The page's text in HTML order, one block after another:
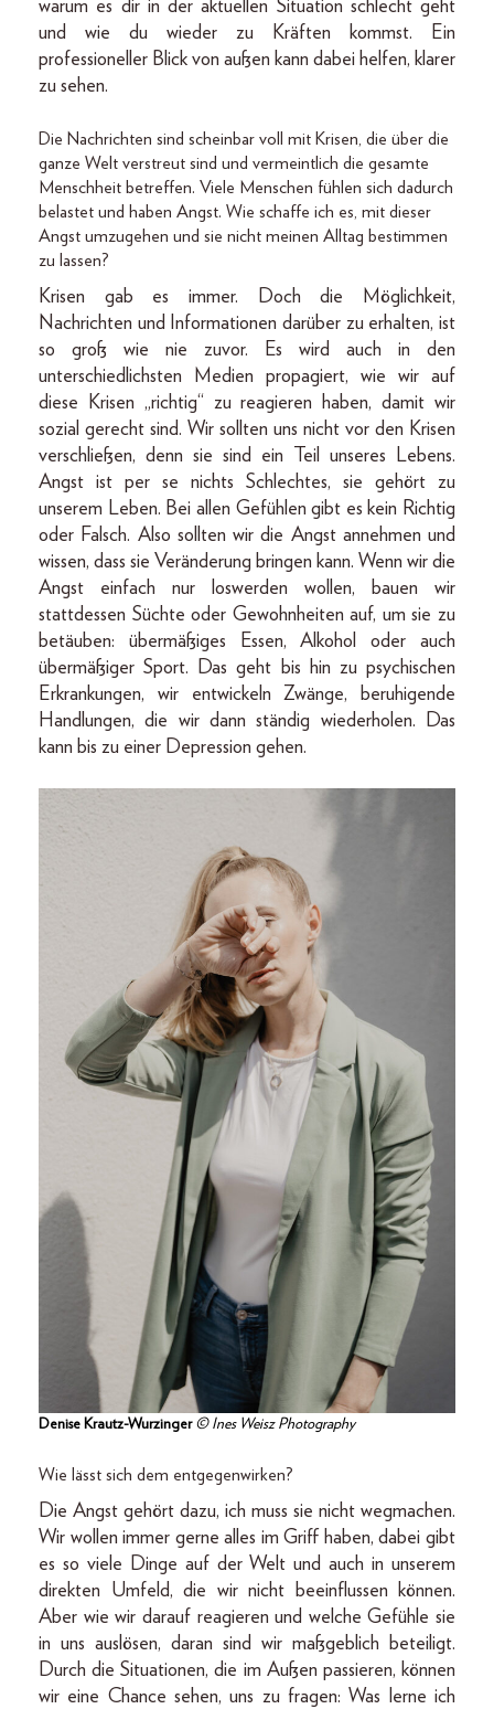
warum es dir in der aktuellen Situation schlecht geht
und wie du wieder zu Kräften kommst. Ein
professioneller Blick von außen kann dabei helfen, klarer
zu sehen.
Die Nachrichten sind scheinbar voll mit Krisen, die über die
ganze Welt verstreut sind und vermeintlich die gesamte
Menschheit betreffen. Viele Menschen fühlen sich dadurch
belastet und haben Angst. Wie schaffe ich es, mit dieser
Angst umzugehen und sie nicht meinen Alltag bestimmen
zu lassen?
Krisen gab es immer. Doch die Möglichkeit,
Nachrichten und Informationen darüber zu erhalten, ist
so groß wie nie zuvor. Es wird auch in den
unterschiedlichsten Medien propagiert, wie wir auf
diese Krisen „richtig“ zu reagieren haben, damit wir
sozial gerecht sind. Wir sollten uns nicht vor den Krisen
verschließen, denn sie sind ein Teil unseres Lebens.
Angst ist per se nichts Schlechtes, sie gehört zu
unserem Leben. Bei allen Gefühlen gibt es kein Richtig
oder Falsch. Also sollten wir die Angst annehmen und
wissen, dass sie Veränderung bringen kann. Wenn wir die
Angst einfach nur loswerden wollen, bauen wir
stattdessen Süchte oder Gewohnheiten auf, um sie zu
betäuben: übermäßiges Essen, Alkohol oder auch
übermäßiger Sport. Das geht bis hin zu psychischen
Erkrankungen, wir entwickeln Zwänge, beruhigende
Handlungen, die wir dann ständig wiederholen. Das
kann bis zu einer Depression gehen.
Denise Krautz-Wurzinger © Ines Weisz Photography
Wie lässt sich dem entgegenwirken?
Die Angst gehört dazu, ich muss sie nicht wegmachen.
Wir wollen immer gerne alles im Griff haben, dabei gibt
es so viele Dinge auf der Welt und auch in unserem
direkten Umfeld, die wir nicht beeinflussen können.
Aber wie wir darauf reagieren und welche Gefühle sie
in uns auslösen, daran sind wir maßgeblich beteiligt.
Durch die Situationen, die im Außen passieren, können
wir eine Chance sehen, uns zu fragen: Was lerne ich